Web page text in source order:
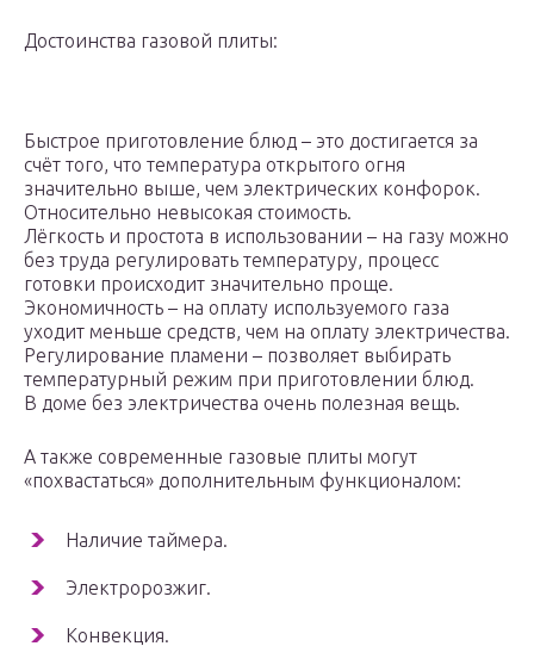
Достоинства газовой плиты:
Быстрое приготовление блюд – это достигается за
счёт того, что температура открытого огня
значительно выше, чем электрических конфорок.
Относительно невысокая стоимость.
Лёгкость и простота в использовании – на газу можно
без труда регулировать температуру, процесс
готовки происходит значительно проще.
Экономичность – на оплату используемого газа
уходит меньше средств, чем на оплату электричества.
Регулирование пламени – позволяет выбирать
температурный режим при приготовлении блюд.
В доме без электричества очень полезная вещь.
А также современные газовые плиты могут
«похвастаться» дополнительным функционалом:
Наличие таймера.
Электророзжиг.
Конвекция.